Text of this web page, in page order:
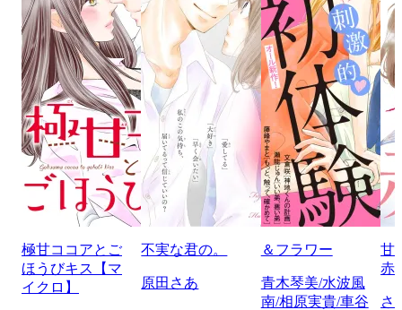
極甘ココアとご
ほうびキス【マ
イクロ】
不実な君の。
原田さあ
＆フラワー
青木琴美/水波風
南/相原実貴/車谷
甘
赤
さ